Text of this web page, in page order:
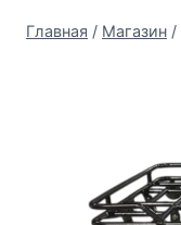
Главная / Магазин /